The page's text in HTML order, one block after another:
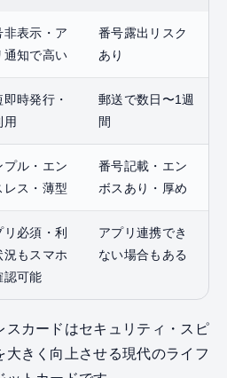
非表示・ア
通知で高い
番号露出リスク
あり
即時発行・
用
郵送で数日〜1週
間
プル・エン
レス・薄型
番号記載・エン
ボスあり・厚め
リ必須・利
況もスマホ
認可能
アプリ連携でき
ない場合もある
スカードはセキュリティ・スピ
大きく向上させる現代のライフ